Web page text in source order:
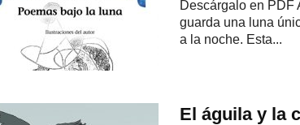
Descárgalo en PDF
guarda una luna
a la noche. Esta...
El águila y la